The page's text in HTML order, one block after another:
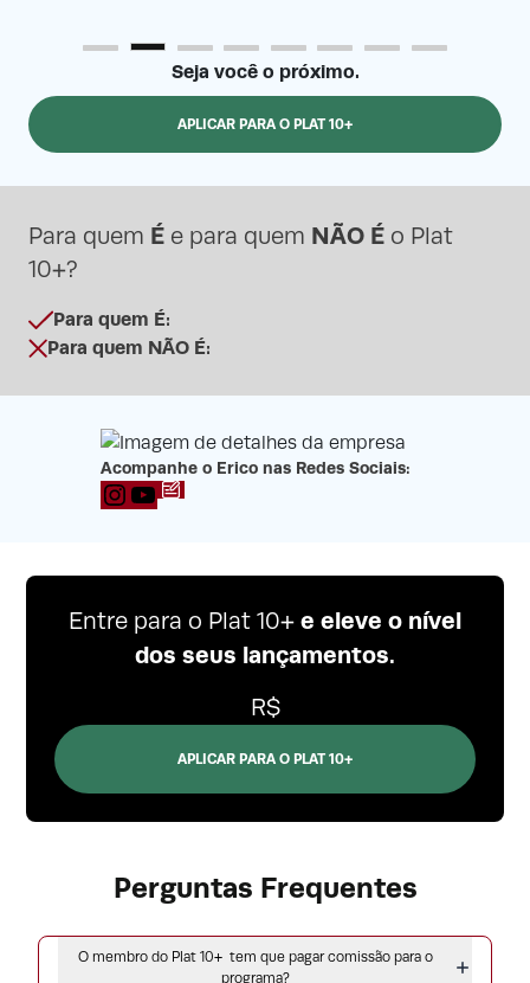
Seja você o próximo.
APLICAR PARA O PLAT 10+
Para quem É e para quem NÃO É o Plat
10+?
Para quem É:
Para quem NÃO É:
Acompanhe o Erico nas Redes Sociais:
Entre para o Plat 10+ e eleve o nível
dos seus lançamentos.
R$
APLICAR PARA O PLAT 10+
Perguntas Frequentes
O membro do Plat 10+ tem que pagar comissão para o
programa?